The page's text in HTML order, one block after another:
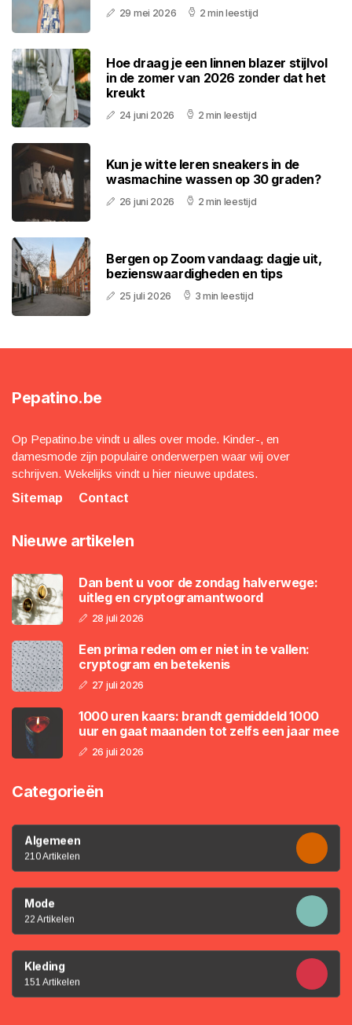
29 mei 2026 2 min leestijd
Hoe draag je een linnen blazer stijlvol
in de zomer van 2026 zonder dat het
kreukt
24 juni 2026 2 min leestijd
Kun je witte leren sneakers in de
wasmachine wassen op 30 graden?
26 juni 2026 2 min leestijd
Bergen op Zoom vandaag: dagje uit,
bezienswaardigheden en tips
25 juli 2026 3 min leestijd
Pepatino.be
Op Pepatino.be vindt u alles over mode. Kinder-, en
damesmode zijn populaire onderwerpen waar wij over
schrijven. Wekelijks vindt u hier nieuwe updates.
Sitemap
Contact
Nieuwe artikelen
Dan bent u voor de zondag halverwege:
uitleg en cryptogramantwoord
28 juli 2026
Een prima reden om er niet in te vallen:
cryptogram en betekenis
27 juli 2026
1000 uren kaars: brandt gemiddeld 1000
uur en gaat maanden tot zelfs een jaar mee
26 juli 2026
Categorieën
Algemeen
210 Artikelen
Mode
22 Artikelen
Kleding
151 Artikelen